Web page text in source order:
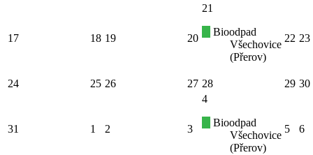
17 18 19 20
21
Bioodpad
Všechovice
(Přerov)
22 23
24 25 26 27 28 29 30
31 1 2 3
4
Bioodpad
Všechovice
(Přerov)
5 6